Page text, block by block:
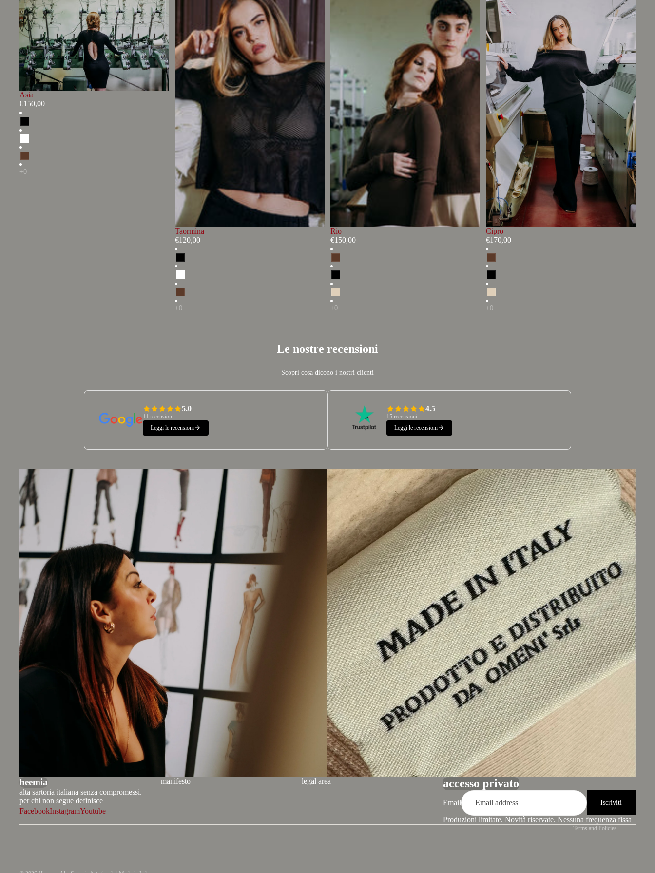
Asia
€150,00
Taormina
€120,00
Rio
€150,00
Cipro
€170,00
Le nostre recensioni
Scopri cosa dicono i nostri clienti
5.0
11 recensioni
Leggi le recensioni
4.5
15 recensioni
Leggi le recensioni
heemia
alta sartoria italiana senza compromessi.
per chi non segue definisce
FacebookInstagramYoutube
manifesto legal area accesso privato
Email Iscriviti
Produzioni limitate. Novità riservate. Nessuna frequenza fissa
Terms and Policies
Refund policy
Privacy policy
Terms of service
Contact information
Legal notice